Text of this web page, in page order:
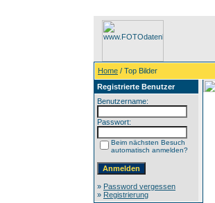
Home / Top Bilder
Registrierte Benutzer
Benutzername:
Passwort:
Beim nächsten Besuch
automatisch anmelden?
» Password vergessen
» Registrierung